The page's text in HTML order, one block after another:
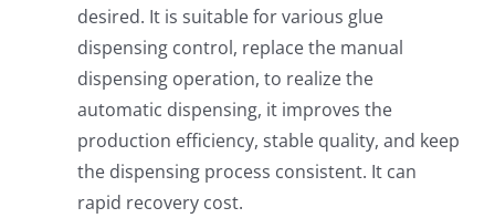
desired. It is suitable for various glue
dispensing control, replace the manual
dispensing operation, to realize the
automatic dispensing, it improves the
production efficiency, stable quality, and keep
the dispensing process consistent. It can
rapid recovery cost.